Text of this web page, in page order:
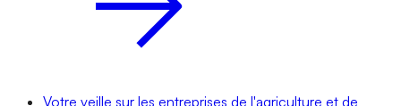
Votre veille sur les entreprises de l'agriculture et de